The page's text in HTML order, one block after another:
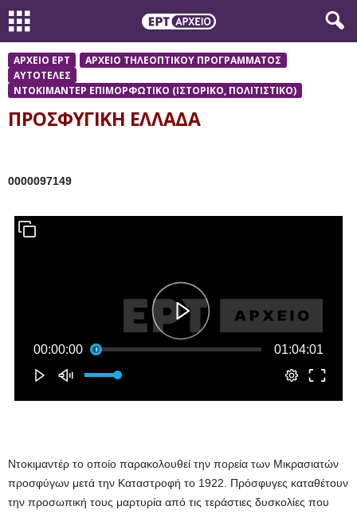
ΑΡΧΕΙΟ ΕΡΤ
ΑΡΧΕΙΟ ΤΗΛΕΟΠΤΙΚΟΥ ΠΡΟΓΡΑΜΜΑΤΟΣ
ΑΥΤΟΤΕΛΕΣ
ΝΤΟΚΙΜΑΝΤΕΡ ΕΠΙΜΟΡΦΩΤΙΚΟ (ΙΣΤΟΡΙΚΟ, ΠΟΛΙΤΙΣΤΙΚΟ)
ΠΡΟΣΦΥΓΙΚΗ ΕΛΛΑΔΑ
0000097149
Ντοκιμαντέρ το οποίο παρακολουθεί την πορεία των Μικρασιατών
προσφύγων μετά την Καταστροφή το 1922. Πρόσφυγες καταθέτουν
την προσωπική τους μαρτυρία από τις τεράστιες δυσκολίες που